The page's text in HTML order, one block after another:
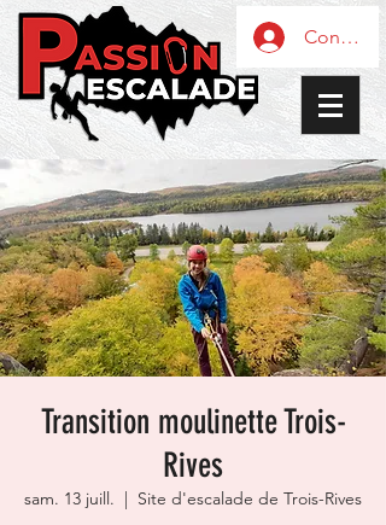
Transition moulinette Trois-
Rives
sam. 13 juill.
  |
Site d'escalade de Trois-Rives